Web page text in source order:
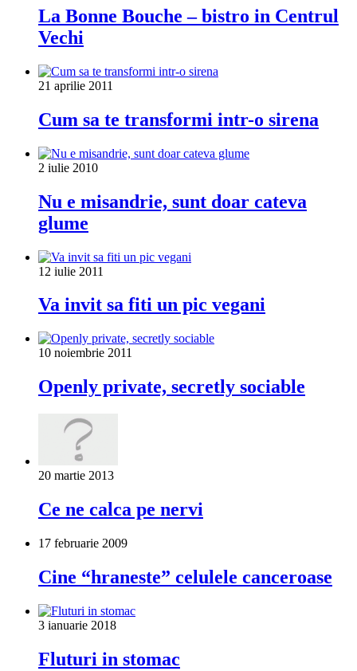
La Bonne Bouche – bistro in Centrul
Vechi
21 aprilie 2011
Cum sa te transformi intr-o sirena
2 iulie 2010
Nu e misandrie, sunt doar cateva
glume
12 iulie 2011
Va invit sa fiti un pic vegani
10 noiembrie 2011
Openly private, secretly sociable
20 martie 2013
Ce ne calca pe nervi
17 februarie 2009
Cine “hraneste” celulele canceroase
3 ianuarie 2018
Fluturi in stomac